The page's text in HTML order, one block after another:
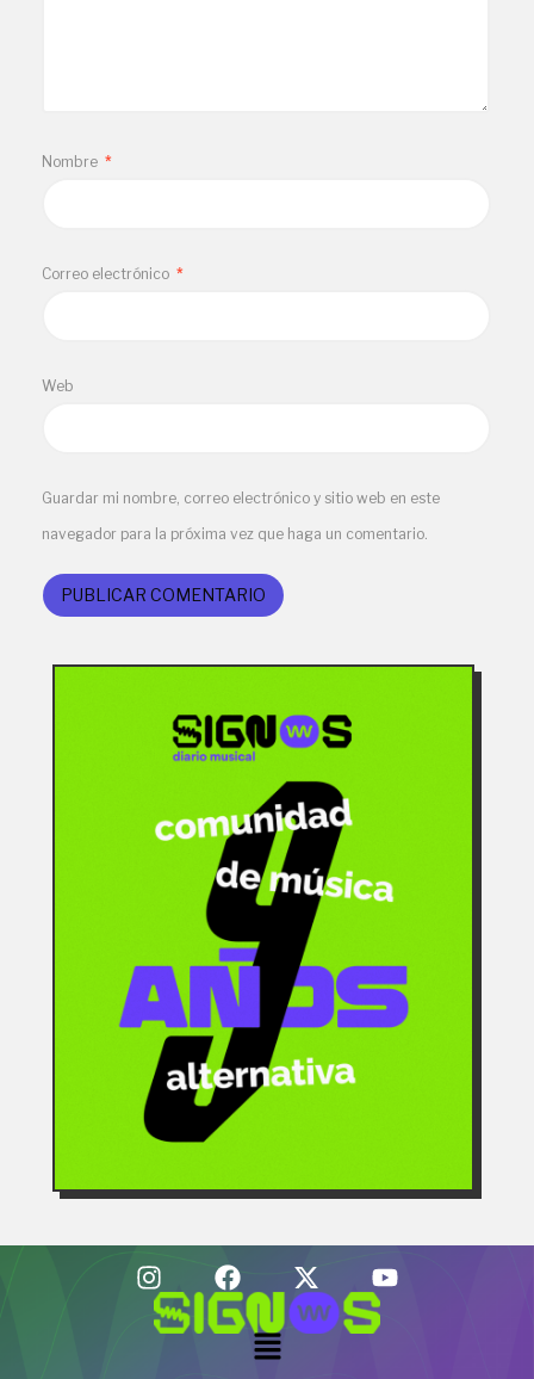
Nombre *
Correo electrónico *
Web
Guardar mi nombre, correo electrónico y sitio web en este
navegador para la próxima vez que haga un comentario.